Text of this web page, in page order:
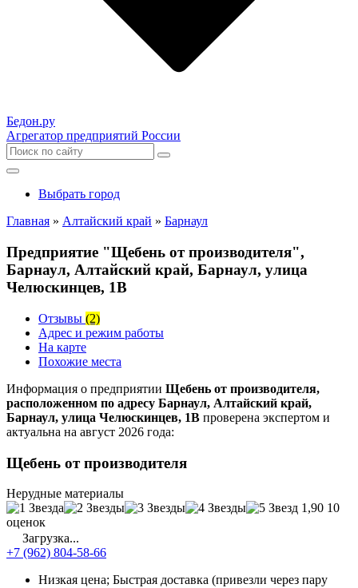
Бедон.ру
Агрегатор предприятий России
Выбрать город
Главная » Алтайский край » Барнаул
Предприятие "Щебень от производителя",
Барнаул, Алтайский край, Барнаул, улица
Челюскинцев, 1В
Отзывы (2)
Адрес и режим работы
На карте
Похожие места
Информация о предприятии Щебень от производителя,
расположенном по адресу Барнаул, Алтайский край,
Барнаул, улица Челюскинцев, 1В проверена экспертом и
актуальна на август 2026 года:
Щебень от производителя
Нерудные материалы
1,90 10
оценок
Загрузка...
+7 (962) 804-58-66
Низкая цена; Быстрая доставка (привезли через пару